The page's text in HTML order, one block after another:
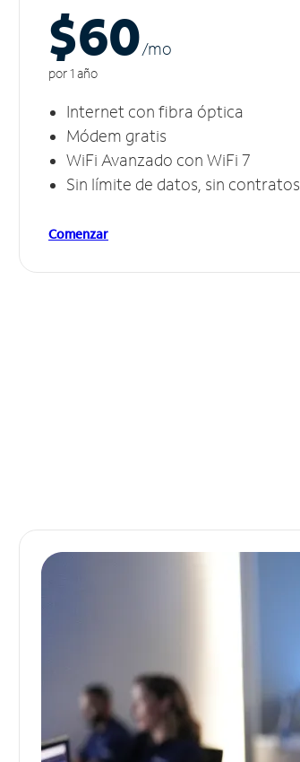
$60/mo
por 1 año
Internet con fibra óptica
Módem gratis
WiFi Avanzado con WiFi 7
Sin límite de datos, sin contratos
Comenzar